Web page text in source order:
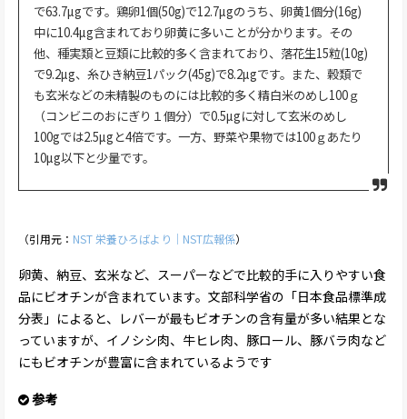
で63.7µgです。鶏卵1個(50g)で12.7µgのうち、卵黄1個分(16g)
中に10.4µg含まれており卵黄に多いことが分かります。その
他、種実類と豆類に比較的多く含まれており、落花生15粒(10g)
で9.2µg、糸ひき納豆1パック(45g)で8.2µgです。また、穀類で
も玄米などの未精製のものには比較的多く精白米のめし100ｇ
（コンビニのおにぎり１個分）で0.5µgに対して玄米のめし
100gでは2.5µgと4倍です。一方、野菜や果物では100ｇあたり
10µg以下と少量です。
（引用元： NST 栄養ひろばより｜NST広報係）
卵黄、納豆、玄米など、スーパーなどで比較的手に入りやすい食
品にビオチンが含まれています。文部科学省の「日本食品標準成
分表」によると、レバーが最もビオチンの含有量が多い結果とな
っていますが、イノシシ肉、牛ヒレ肉、豚ロール、豚バラ肉など
にもビオチンが豊富に含まれているようです
参考